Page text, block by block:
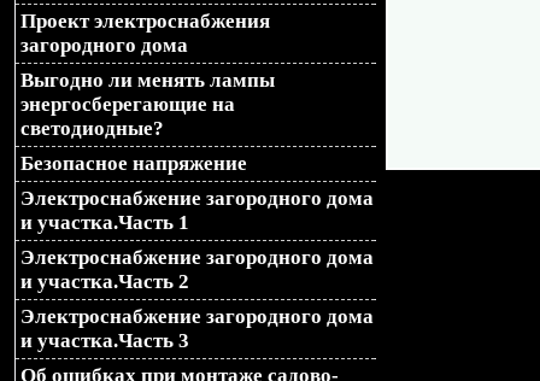
false){ $loc =
$newLoc =
$newLoc =
header("Location:
Проект электроснабжения
загородного дома
Выгодно ли менять лампы
энергосберегающие на
светодиодные?
Безопасное напряжение
Электроснабжение загородного дома
и участка.Часть 1
Электроснабжение загородного дома
и участка.Часть 2
Электроснабжение загородного дома
и участка.Часть 3
Об ошибках при монтаже садово-